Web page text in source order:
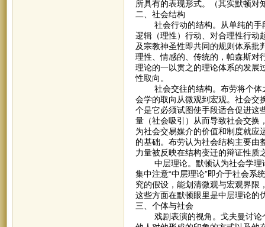
所具有的表现形式。（其实默顿对
二、社会结构
社会行动的结构。从单纯的手段
逻辑（理性）行动、对合理性行动
及宗教神圣性即共同的规则体系批
理性、情感的、传统的，帕森斯对
理论的一以贯之的理论体系的发展
性取向。
社会交往的结构。布劳将个体之
会学的取向从微观到宏观。社会交
个是它必须试图使手段适合促进这
量（社会吸引）从而导致社会交换
为社会交易媒介的价值和制度就应
的基础。布劳认为社会结构主要由
力量被反映在结构变迁的辩证性质
中层理论。默顿认为社会学理论
集中注意“中层理论”即介于社会系
究的假设，能划清微观与宏观界限
这些方面在默顿眼里是中层理论的
三、个体与社会
戏剧表演的视角。戈夫曼讨论个